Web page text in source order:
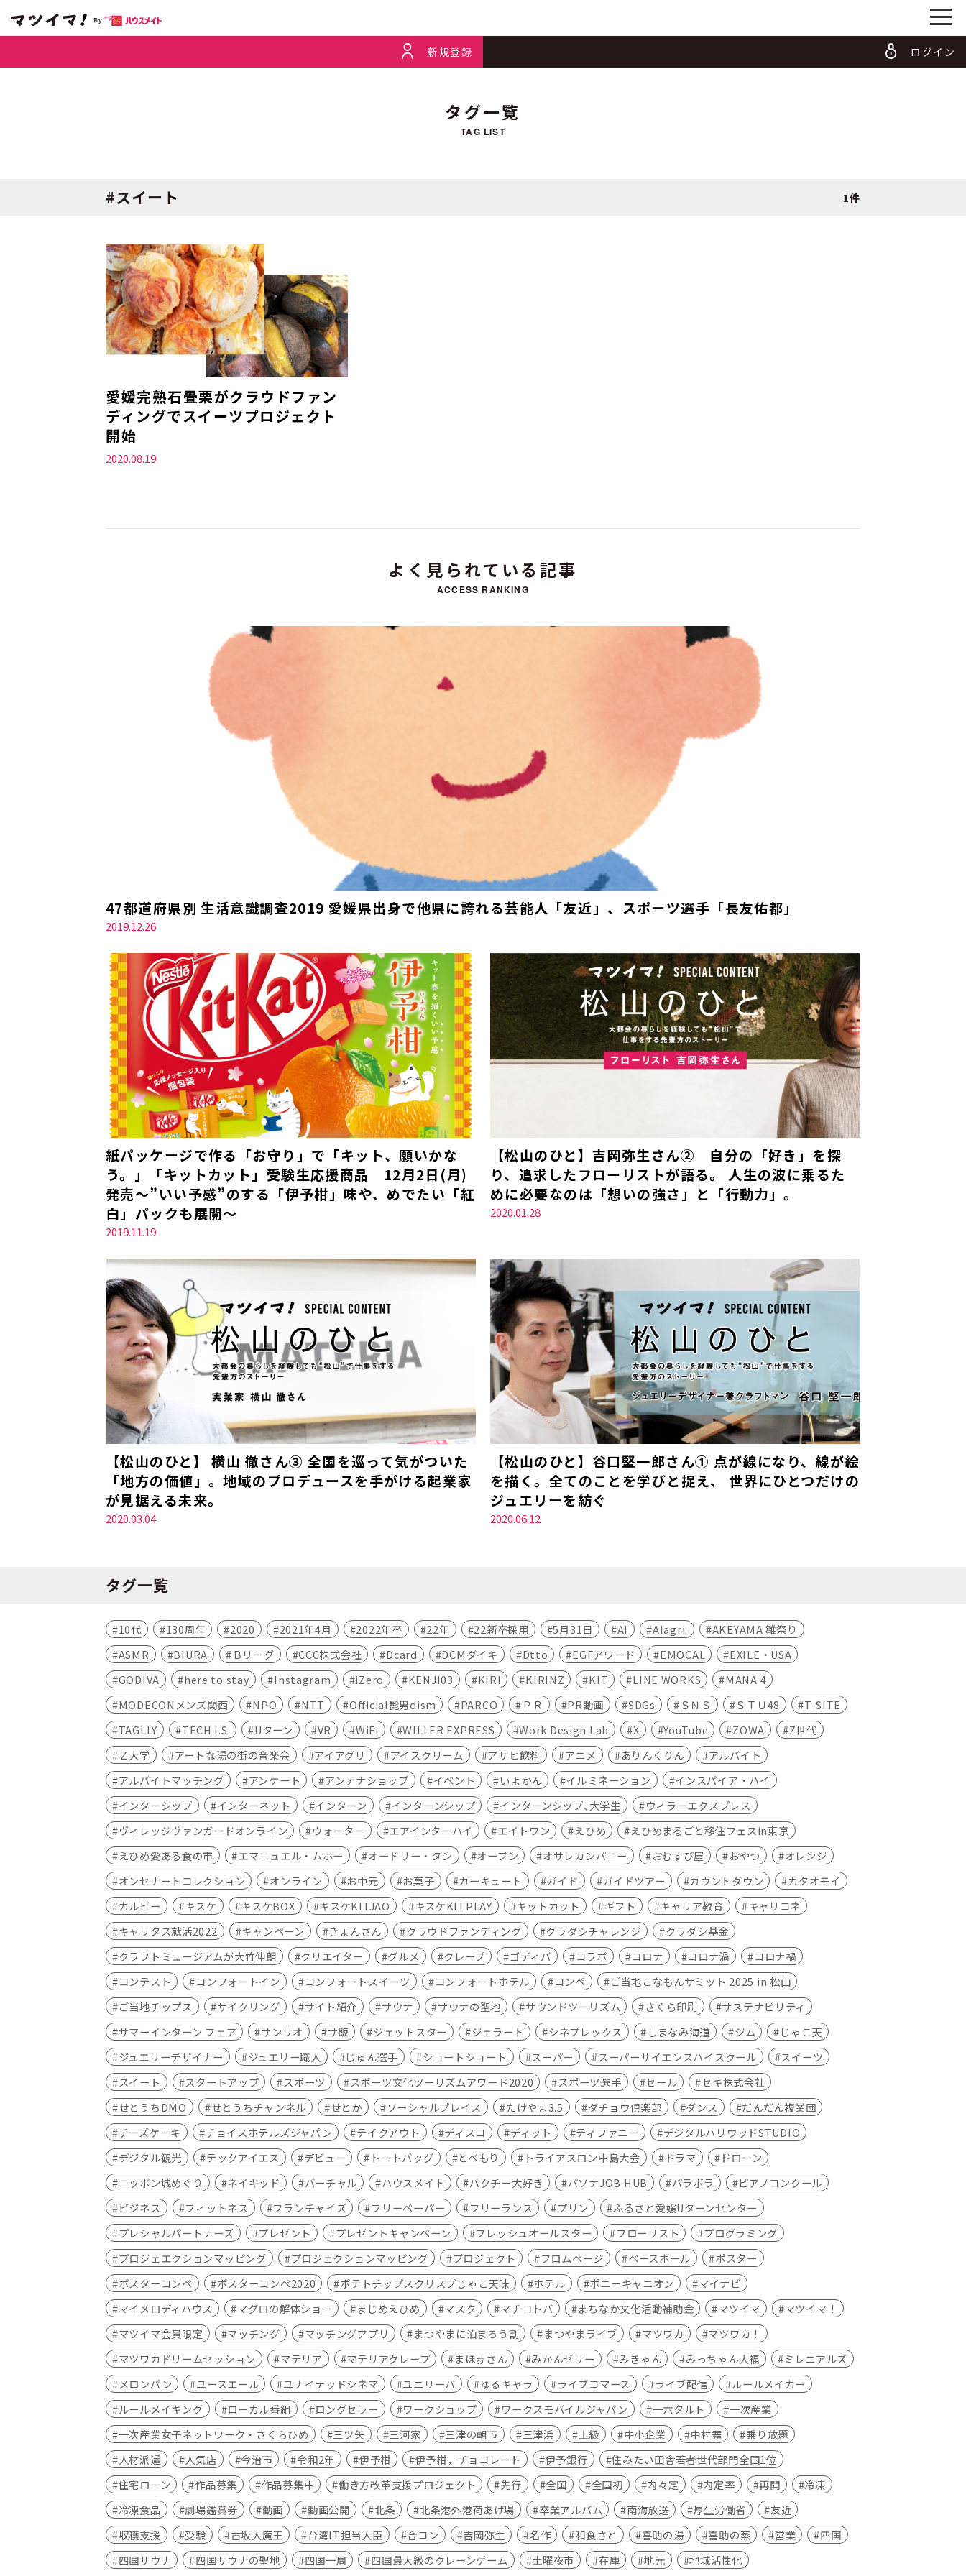
新規登録 ログイン
タグ一覧
TAG LIST
#スイート 1件
愛媛完熟石畳栗がクラウドファン
ディングでスイーツプロジェクト
開始
2020.08.19
よく見られている記事
ACCESS RANKING
47都道府県別 生活意識調査2019 愛媛県出身で他県に誇れる芸能人「友近」、スポーツ選手「長友佑都」
2019.12.26
紙パッケージで作る「お守り」で「キット、願いかな
う。」「キットカット」受験生応援商品 12月2日(月)
発売～”いい予感”のする「伊予柑」味や、めでたい「紅
白」パックも展開～
2019.11.19
【松山のひと】吉岡弥生さん② 自分の「好き」を探
り、追求したフローリストが語る。 人生の波に乗るた
めに必要なのは「想いの強さ」と「行動力」。
2020.01.28
【松山のひと】 横山 徹さん③ 全国を巡って気がついた
「地方の価値」。地域のプロデュースを手がける起業家
が見据える未来。
2020.03.04
【松山のひと】谷口堅一郎さん① 点が線になり、線が絵
を描く。全てのことを学びと捉え、 世界にひとつだけの
ジュエリーを紡ぐ
2020.06.12
タグ一覧
10代 130周年 2020 2021年4月 2022年卒 22年 22新卒採用 5月31日 AI AIagri.
AKEYAMA 雛祭り
ASMR
BIURA Ｂリーグ CCC株式会社 Dcard DCMダイキ Dtto EGFアワード EMOCAL
EXILE・ÜSA
GODIVA
here to stay Instagram iZero KENJI03 KIRI KIRINZ KIT LINE WORKS
MANA 4
MODECONメンズ関西
NPO NTT Official髭男dism PARCO ＰＲ PR動画 SDGs ＳＮＳ ＳＴＵ48
T-SITE
TAGLLY
TECH I.S. Uターン VR WiFi WILLER EXPRESS Work Design Lab X YouTube ZOWA
Z世代
Ｚ大学
アートな湯の街の音楽会 アイアグリ アイスクリーム アサヒ飲料 アニメ ありんくりん
アルバイト
アルバイトマッチング
アンケート アンテナショップ イベント いよかん イルミネーション
インスパイア・ハイ
インターシップ
インターネット インターン インターンシップ インターンシップ､大学生
ウィラーエクスプレス
ヴィレッジヴァンガードオンライン
ウォーター エアインターハイ エイトワン えひめ
えひめまるごと移住フェスin東京
えひめ愛ある食の市
エマニュエル・ムホー オードリー・タン オープン オサレカンパニー おむすび屋 おやつ
オレンジ
オンセナートコレクション
オンライン お中元 お菓子 カーキュート ガイド ガイドツアー カウントダウン
カタオモイ
カルビー
キスケ キスケBOX キスケKITJAO キスケKITPLAY キットカット ギフト キャリア教育
キャリコネ
キャリタス就活2022
キャンペーン きょんさん クラウドファンディング クラダシチャレンジ
クラダシ基金
クラフトミュージアムが大竹伸朗
クリエイター グルメ クレープ ゴディバ コラボ コロナ コロナ渦
コロナ禍
コンテスト
コンフォートイン コンフォートスイーツ コンフォートホテル コンペ
ご当地こなもんサミット 2025 in 松山
ご当地チップス
サイクリング サイト紹介 サウナ サウナの聖地 サウンドツーリズム さくら印刷
サステナビリティ
サマーインターン フェア
サンリオ サ飯 ジェットスター ジェラート シネプレックス しまなみ海道 ジム
じゃこ天
ジュエリーデザイナー
ジュエリー職人 じゅん選手 ショートショート スーパー スーパーサイエンスハイスクール
スイーツ
スイート
スタートアップ スポーツ スポーツ文化ツーリズムアワード2020 スポーツ選手 セール
セキ株式会社
せとうちDMO
せとうちチャンネル せとか ソーシャルプレイス たけやま3.5 ダチョウ倶楽部 ダンス
だんだん複業団
チーズケーキ
チョイスホテルズジャパン テイクアウト ディスコ ディット ティファニー
デジタルハリウッドSTUDIO
デジタル観光
テックアイエス デビュー トートバッグ とべもり トライアスロン中島大会 ドラマ
ドローン
ニッポン城めぐり
ネイキッド バーチャル ハウスメイト パクチー大好き パソナJOB HUB パラボラ
ピアノコンクール
ビジネス
フィットネス フランチャイズ フリーペーパー フリーランス プリン
ふるさと愛媛Uターンセンター
プレシャルパートナーズ
プレゼント プレゼントキャンペーン フレッシュオールスター フローリスト
プログラミング
プロジェエクションマッピング
プロジェクションマッピング プロジェクト フロムページ ベースボール
ポスター
ポスターコンペ
ポスターコンペ2020 ポテトチップスクリスプじゃこ天味 ホテル ポニーキャニオン
マイナビ
マイメロディハウス
マグロの解体ショー まじめえひめ マスク マチコトバ まちなか文化活動補助金 マツイマ
マツイマ！
マツイマ会員限定
マッチング マッチングアプリ まつやまに泊まろう割 まつやまライブ マツワカ
マツワカ！
マツワカドリームセッション
マテリア マテリアクレープ まほぉさん みかんゼリー みきゃん みっちゃん大福
ミレニアルズ
メロンパン
ユースエール ユナイテッドシネマ ユニリーバ ゆるキャラ ライブコマース ライブ配信
ルールメイカー
ルールメイキング
ローカル番組 ロングセラー ワークショップ ワークスモバイルジャパン 一六タルト
一次産業
一次産業女子ネットワーク・さくらひめ
三ツ矢 三河家 三津の朝市 三津浜 上級 中小企業 中村舞
乗り放題
人材派遣
人気店 今治市 令和2年 伊予柑 伊予柑，チョコレート 伊予銀行
住みたい田舎若者世代部門全国1位
住宅ローン
作品募集 作品募集中 働き方改革支援プロジェクト 先行 全国 全国初 内々定 内定率 再開
冷凍
冷凍食品
劇場鑑賞券 動画 動画公開 北条 北条港外港荷あげ場 卒業アルバム 南海放送 厚生労働省
友近
収穫支援
受験 古坂大魔王 台湾IT担当大臣 合コン 吉岡弥生 名作 和食さと 喜助の湯 喜助の蒸 営業
四国
四国サウナ
四国サウナの聖地 四国一周 四国最大級のクレーンゲーム 土曜夜市 在庫 地元 地域活性化